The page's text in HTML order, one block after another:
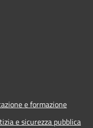
e formazione
e sicurezza pubblica